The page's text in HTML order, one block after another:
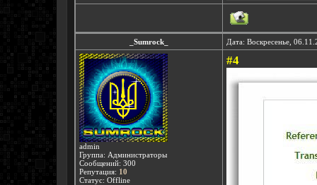
_Sumrock_ Дата: Воскресенье,
admin
Группа: Администраторы
Сообщений: 300
Репутация: 10
Статус: Offline
#4